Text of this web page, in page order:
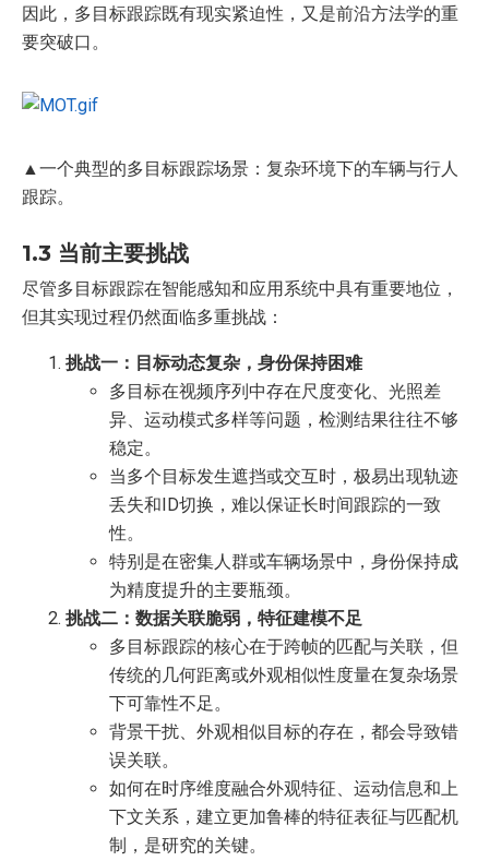
因此，多目标跟踪既有现实紧迫性，又是前沿方法学的重
要突破口。
▲一个典型的多目标跟踪场景：复杂环境下的车辆与行人
跟踪。
1.3 当前主要挑战
尽管多目标跟踪在智能感知和应用系统中具有重要地位，
但其实现过程仍然面临多重挑战：
挑战一：目标动态复杂，身份保持困难
多目标在视频序列中存在尺度变化、光照差
异、运动模式多样等问题，检测结果往往不够
稳定。
当多个目标发生遮挡或交互时，极易出现轨迹
丢失和ID切换，难以保证长时间跟踪的一致
性。
特别是在密集人群或车辆场景中，身份保持成
为精度提升的主要瓶颈。
挑战二：数据关联脆弱，特征建模不足
多目标跟踪的核心在于跨帧的匹配与关联，但
传统的几何距离或外观相似性度量在复杂场景
下可靠性不足。
背景干扰、外观相似目标的存在，都会导致错
误关联。
如何在时序维度融合外观特征、运动信息和上
下文关系，建立更加鲁棒的特征表征与匹配机
制，是研究的关键。